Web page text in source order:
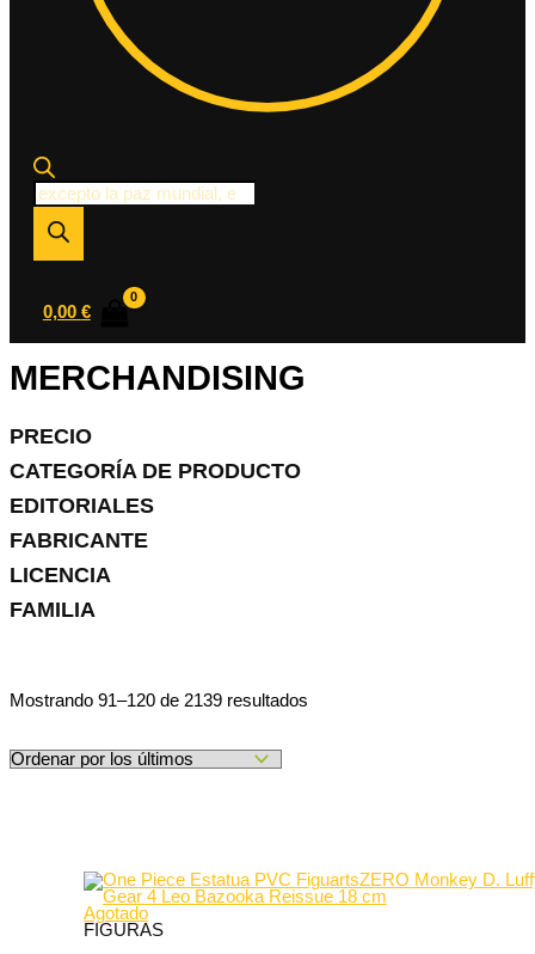
Búsqueda
de
productos
0,00 €
MERCHANDISING
PRECIO
CATEGORÍA DE PRODUCTO
EDITORIALES
FABRICANTE
LICENCIA
FAMILIA
Mostrando 91–120 de 2139 resultados
Agotado
FIGURAS